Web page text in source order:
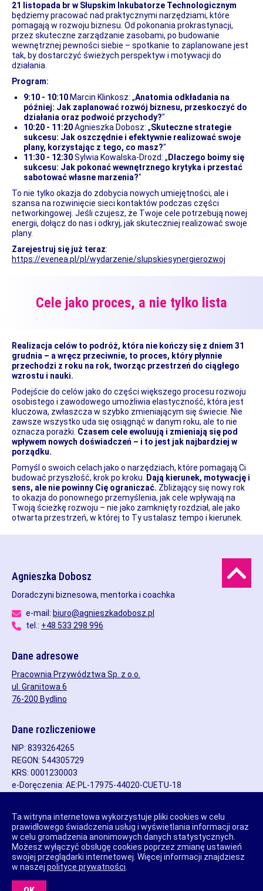
21 listopada br w Słupskim Inkubatorze Technologicznym
będziemy pracować nad praktycznymi narzędziami, które
pomagają w rozwoju biznesu. Od pokonania prokrastynacji,
przez skuteczne zarządzanie zasobami, po budowanie
wewnętrznej pewności siebie – spotkanie to zaplanowane jest
tak, by dostarczyć świeżych perspektyw i motywacji do
działania.
Program:
9:10 - 10:10 Marcin Klinkosz: „Anatomia odkładania na
później: Jak zaplanować rozwój biznesu, przeskoczyć do
działania oraz podwoić przychody?"
10:20 - 11:20Agnieszka Dobosz: „Skuteczne strategie
sukcesu: Jak oszczędnie i efektywnie realizować swoje
plany, korzystając z tego, co masz?"
11:30 - 12:30Sylwia Kowalska-Drozd: „ Dlaczego boimy się
sukcesu: Jak pokonać wewnętrznego krytyka i przestać
sabotować własne marzenia?"
To nie tylko okazja do zdobycia nowych umiejętności, ale i
szansa na rozwinięcie sieci kontaktów podczas części
networkingowej. Jeśli czujesz, że Twoje cele potrzebują nowej
energii, dołącz do nas i odkryj, jak skuteczniej realizować swoje
plany.
Zarejestruj się już teraz:
https://evenea.pl/pl/wydarzenie/slupskiesynergierozwoj
Cele jako proces, a nie tylko lista
Realizacja celów to podróż, która nie kończy się z dniem 31
grudnia – a wręcz przeciwnie, to proces, który płynnie
przechodzi z roku na rok, tworząc przestrzeń do ciągłego
wzrostu i nauki.
Podejście do celów jako do części większego procesu rozwoju
osobistego i zawodowego umożliwia elastyczność, która jest
kluczowa, zwłaszcza w szybko zmieniającym się świecie. Nie
zawsze wszystko uda się osiągnąć w danym roku, ale to nie
oznacza porażki. Czasem cele ewoluują i zmieniają się pod
wpływem nowych doświadczeń – i to jest jak najbardziej w
porządku.
Pomyśl o swoich celach jako o narzędziach, które pomagają Ci
budować przyszłość, krok po kroku.
Dają kierunek, motywację i
sens, ale nie powinny Cię ograniczać. Zbliżający się nowy rok
to okazja do ponownego przemyślenia, jak cele wpływają na
Twoją ścieżkę rozwoju – nie jako zamknięty rozdział, ale jako
otwarta przestrzeń, w której to Ty ustalasz tempo i kierunek.
Agnieszka Dobosz
Doradczyni biznesowa, mentorka i coachka
e-mail: biuro@agnieszkadobosz.pl
tel.: +48 533 298 996
Dane adresowe
Pracownia Przywództwa Sp. z o.o.
ul. Granitowa 6
76-200 Bydlino
Dane rozliczeniowe
NIP: 8393264265
REGON: 544305729
KRS: 0001230003
e-Doręczenia: AE:PL-17975-44020-CUETU-18
Copyright © Agnieszka Dobosz, Pracownia Przywództwa Sp. z
o.o.
Projekt i wykonanie: BLSK Sp. z o.o.
Nota prawna
Ta witryna internetowa wykorzystuje pliki cookies w celu
prawidłowego świadczenia usług i wyświetlania informacji oraz
w celu gromadzenia anonimowych danych statystycznych.
Możesz wyłączyć obsługę cookies poprzez zmianę ustawień
swojej przeglądarki internetowej. Więcej informacji znajdziesz
w naszej polityce prywatności